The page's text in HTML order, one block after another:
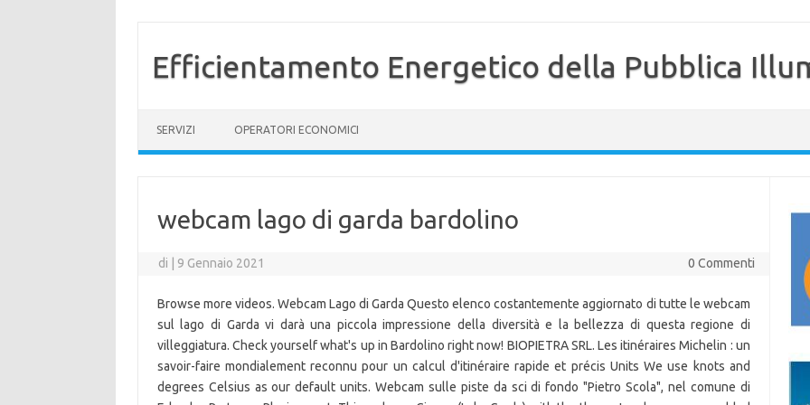
Efficientamento Energetico della Pubblica
SERVIZI OPERATORI ECONOMICI
webcam lago di garda bardolino
di 9 Gennaio 2021 0 Commenti
Browse more videos. Webcam Lago di Garda Questo elenco costantemente aggiornato di tutte le webcam
sul lago di Garda vi darà una piccola impressione della diversità e la bellezza di questa regione di
villeggiatura. Check yourself what's up in Bardolino right now! BIOPIETRA SRL. Les itinéraires Michelin : un
savoir-faire mondialement reconnu pour un calcul d'itinéraire rapide et précis Units We use knots and
degrees Celsius as our default units. Webcam sulle piste da sci di fondo "Pietro Scola", nel comune di